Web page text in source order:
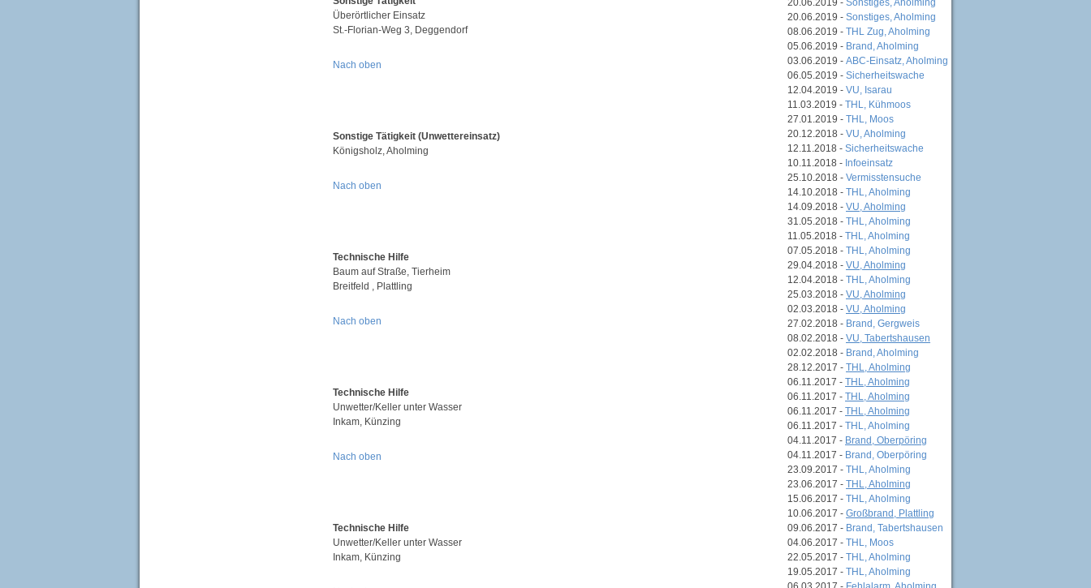
Überörtlicher Einsatz
St.-Florian-Weg 3, Deggendorf
Nach oben
Sonstige Tätigkeit (Unwettereinsatz)
Königsholz, Aholming
Nach oben
Technische Hilfe
Baum auf Straße, Tierheim
Breitfeld , Plattling
Nach oben
Technische Hilfe
Unwetter/Keller unter Wasser
Inkam, Künzing
Nach oben
Technische Hilfe
Unwetter/Keller unter Wasser
Inkam, Künzing
20.06.2019 - Sonstiges, Aholming
08.06.2019 - THL Zug, Aholming
05.06.2019 - Brand, Aholming
03.06.2019 - ABC-Einsatz, Aholming
06.05.2019 - Sicherheitswache
12.04.2019 - VU, Isarau
11.03.2019 - THL, Kühmoos
27.01.2019 - THL, Moos
20.12.2018 - VU, Aholming
12.11.2018 - Sicherheitswache
10.11.2018 - Infoeinsatz
25.10.2018 - Vermisstensuche
14.10.2018 - THL, Aholming
14.09.2018 - VU, Aholming
31.05.2018 - THL, Aholming
11.05.2018 - THL, Aholming
07.05.2018 - THL, Aholming
29.04.2018 - VU, Aholming
12.04.2018 - THL, Aholming
25.03.2018 - VU, Aholming
02.03.2018 - VU, Aholming
27.02.2018 - Brand, Gergweis
08.02.2018 - VU, Tabertshausen
02.02.2018 - Brand, Aholming
28.12.2017 - THL, Aholming
06.11.2017 - THL, Aholming
06.11.2017 - THL, Aholming
06.11.2017 - THL, Aholming
06.11.2017 - THL, Aholming
04.11.2017 - Brand, Oberpöring
04.11.2017 - Brand, Oberpöring
23.09.2017 - THL, Aholming
23.06.2017 - THL, Aholming
15.06.2017 - THL, Aholming
10.06.2017 - Großbrand, Plattling
09.06.2017 - Brand, Tabertshausen
04.06.2017 - THL, Moos
22.05.2017 - THL, Aholming
19.05.2017 - THL, Aholming